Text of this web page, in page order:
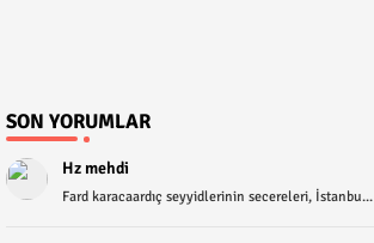
SON YORUMLAR
Hz mehdi
Fard karacaardıç seyyidlerinin secereleri, İstanbu...